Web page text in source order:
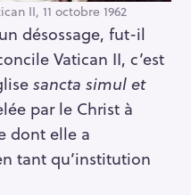
II, 11 octobre 1962
désossage, fut-il
Vatican II, c’est
sancta simul et
par le Christ à
dont elle a
tant qu’institution